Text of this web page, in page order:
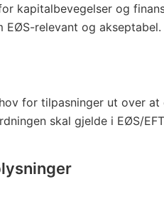
kapitalbevegelser og
EØS-relevant og akseptabel.
for tilpasninger ut over
skal gjelde i EØS/